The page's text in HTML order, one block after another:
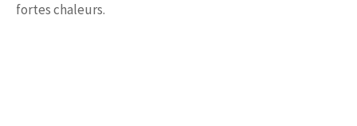
fortes chaleurs.